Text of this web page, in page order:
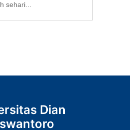
sehari...
Dian